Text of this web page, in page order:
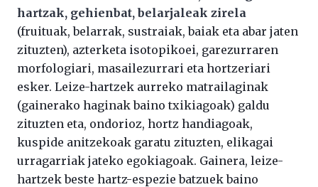
hartzak, gehienbat, belarjaleak zirela
(fruituak, belarrak, sustraiak, baiak eta abar jaten
zituzten), azterketa isotopikoei, garezurraren
morfologiari, masailezurrari eta hortzeriari
esker. Leize-hartzek aurreko matrailaginak
(gainerako haginak baino txikiagoak) galdu
zituzten eta, ondorioz, hortz handiagoak,
kuspide anitzekoak garatu zituzten, elikagai
urragarriak jateko egokiagoak. Gainera, leize-
hartzek beste hartz-espezie batzuek baino